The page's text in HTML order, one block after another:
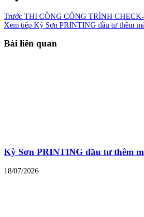
Trước THI CÔNG CÔNG TRÌNH
Xem tiếp Kỳ Sơn PRINTING đầu tư thêm
Bài liên quan
Kỳ Sơn PRINTING đầu tư thêm
18/07/2026